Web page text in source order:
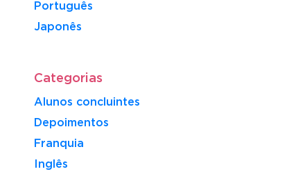
Português
​Japonês
Categorias
Alunos concluintes
Depoimentos
Franquia
Inglês